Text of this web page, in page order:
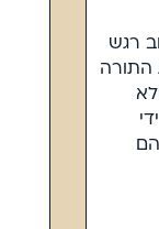
רגש
התורה